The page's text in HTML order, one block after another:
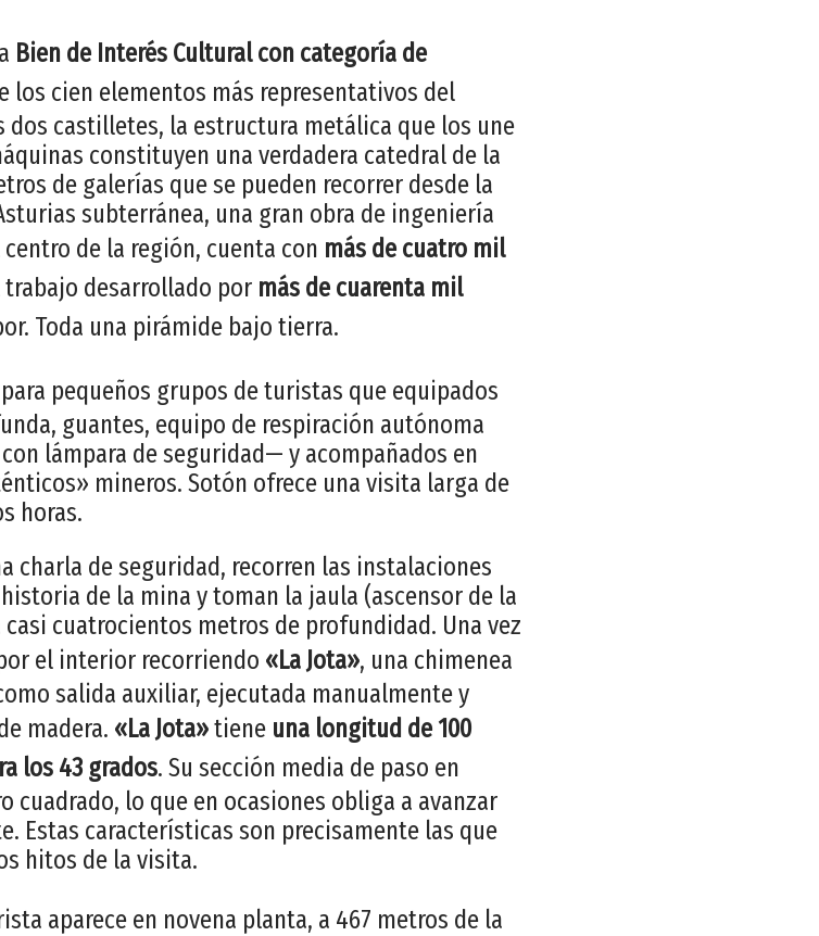
Bien de Interés Cultural con categoría de
los cien elementos más representativos del
castilletes, la estructura metálica que los une
constituyen una verdadera catedral de la
de galerías que se pueden recorrer desde la
subterránea, una gran obra de ingeniería
de la región, cuenta con más de cuatro mil
desarrollado por más de cuarenta mil
Toda una pirámide bajo tierra.
pequeños grupos de turistas que equipados
guantes, equipo de respiración autónoma
lámpara de seguridad— y acompañados en
mineros. Sotón ofrece una visita larga de
horas.
charla de seguridad, recorren las instalaciones
de la mina y toman la jaula (ascensor de la
cuatrocientos metros de profundidad. Una vez
el interior recorriendo «La Jota», una chimenea
salida auxiliar, ejecutada manualmente y
madera. «La Jota»tiene una longitud de 100
los 43 grados. Su sección media de paso en
lo que en ocasiones obliga a avanzar
Estas características son precisamente las que
hitos de la visita.
aparece en novena planta, a 467 metros de la